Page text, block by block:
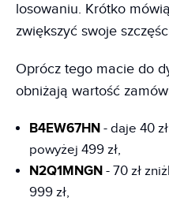
losowaniu. Krótko
zwiększyć swoje
Oprócz tego macie do
obniżają wartość
B4EW67HN - daje 40
powyżej 499 zł,
N2Q1MNGN - 70 zł
999 zł,